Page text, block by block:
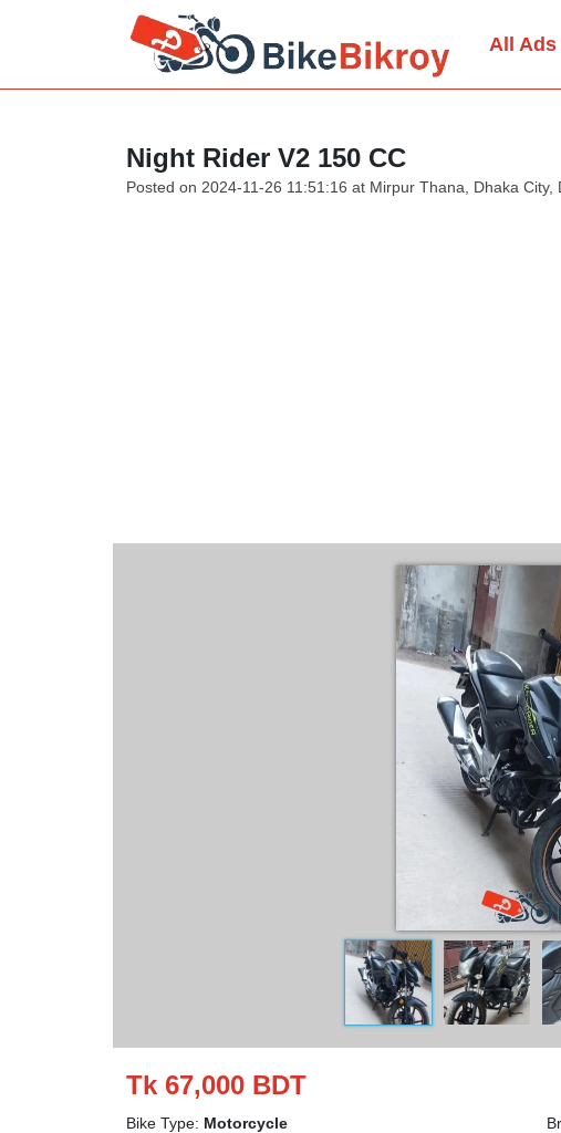
All Ads
Night Rider V2 150 CC
Posted on 2024-11-26 11:51:16 at Mirpur Thana, Dhaka City,
Tk 67,000 BDT
Bike Type: Motorcycle